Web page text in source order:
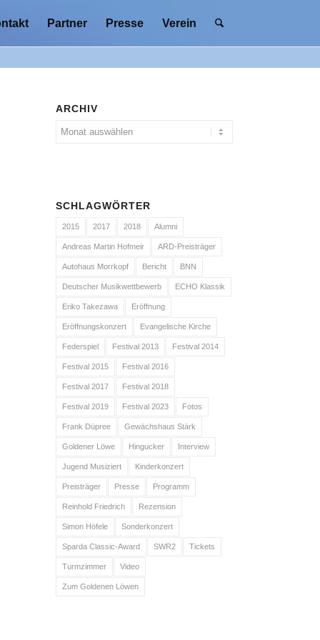
Partner Presse Verein
ARCHIV
SCHLAGWÖRTER
2015 2017 2018 Alumni
Andreas Martin Hofmeir ARD-Preisträger
Autohaus Morrkopf Bericht BNN
Deutscher Musikwettbewerb ECHO Klassik
Eriko Takezawa Eröffnung
Eröffnungskonzert Evangelische Kirche
Federspiel Festival 2013 Festival 2014
Festival 2015 Festival 2016
Festival 2017 Festival 2018
Festival 2019 Festival 2023 Fotos
Frank Düpree Gewächshaus Stärk
Goldener Löwe Hingucker Interview
Jugend Musiziert Kinderkonzert
Preisträger Presse Programm
Reinhold Friedrich Rezension
Simon Höfele Sonderkonzert
Sparda Classic-Award SWR2 Tickets
Turmzimmer Video
Zum Goldenen Löwen